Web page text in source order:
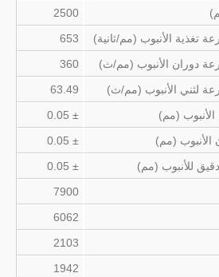
2500
تغذية الأنبوب (مم/ثانية)
653
دوران الأنبوب (مم/ث)
360
لثني الأنبوب (مم/ث)
63.49
الأنبوب (مم)
± 0.05
الأنبوب (مم)
± 0.05
للأنبوب (مم)
± 0.05
7900
6062
2103
1942